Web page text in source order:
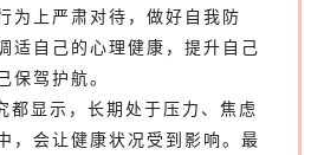
为上严肃对待，做好自我防
适自己的心理健康，提升自己
保驾护航。
都显示，长期处于压力、焦虑
，会让健康状况受到影响。最